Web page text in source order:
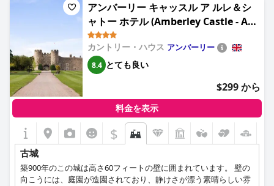
アンバーリー キャッスル ア ルレ＆シ
ャトー ホテル (Amberley Castle - A
Relais & Chateaux Hotel)
カントリー・ハウス アンバーリー
8.4 とても良い
$299 から
料金を表示
$
古城
築900年のこの城は高さ60フィートの壁に囲まれています。 壁の
向こうには、庭園が造園されており、静けさが漂う素晴らしい雰